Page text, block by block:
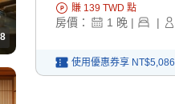
8
賺 139 TWD 點
房價： 1 晚 | |
使用優惠券享 NT$5,086